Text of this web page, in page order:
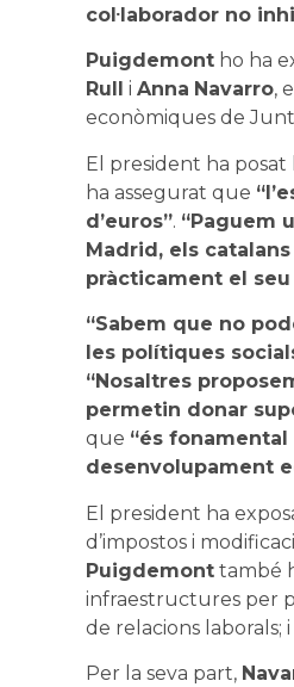
col·laborador no
Puigdemont ho ha
Rull
i Anna Navarro,
econòmiques de
El president ha posat
ha assegurat que
d’euros”. “Paguem
Madrid, els
pràcticament el
“Sabem que no
les polítiques
“Nosaltres
permetin donar
que “és
desenvolupament
El president ha
d’impostos i
Puigdemont també
infraestructures per
de relacions laborals;
Per la seva part,